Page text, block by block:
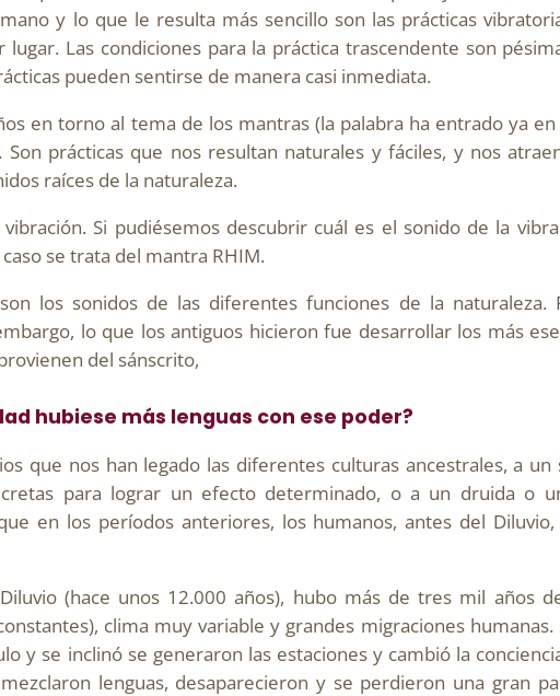
y lo que le resulta más sencillo son las prácticas
Las condiciones para la práctica trascendente son
pueden sentirse de manera casi inmediata.
en torno al tema de los mantras (la palabra ha entrado ya en
prácticas que nos resultan naturales y fáciles, y nos
raíces de la naturaleza.
Si pudiésemos descubrir cuál es el sonido de la
se trata del mantra RHIM.
los sonidos de las diferentes funciones de la naturaleza.
lo que los antiguos hicieron fue desarrollar los más
del sánscrito,
hubiese más lenguas con ese poder?
que nos han legado las diferentes culturas ancestrales, a un
para lograr un efecto determinado, o a un druida o
en los períodos anteriores, los humanos, antes del Diluvio,
(hace unos 12.000 años), hubo más de tres mil años
clima muy variable y grandes migraciones humanas.
y se inclinó se generaron las estaciones y cambió la
lenguas, desaparecieron y se perdieron una gran